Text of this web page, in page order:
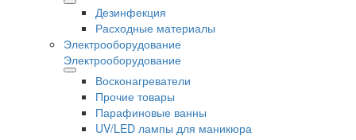
Дезинфекция
Расходные материалы
Электрооборудование
Электрооборудование
Восконагреватели
Прочие товары
Парафиновые ванны
UV/LED лампы для маникюра